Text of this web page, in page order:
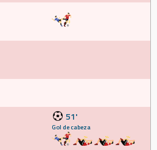
51'
Gol de cabeza